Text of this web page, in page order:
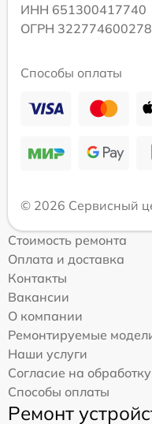
ИНН 651300417740
ОГРН
Способы оплаты
© 2026 Сервисный
Стоимость ремонта
Оплата и доставка
Контакты
Вакансии
О компании
Ремонтируемые
Наши услуги
Согласие на
Способы оплаты
Ремонт